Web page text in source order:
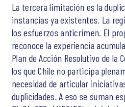
La tercera limitación es la
instancias ya existentes. La
los esfuerzos anticrimen. El
reconoce la experiencia
Plan de Acción Resolutivo de la
los que Chile no participa
necesidad de articular
duplicidades. A eso se suman